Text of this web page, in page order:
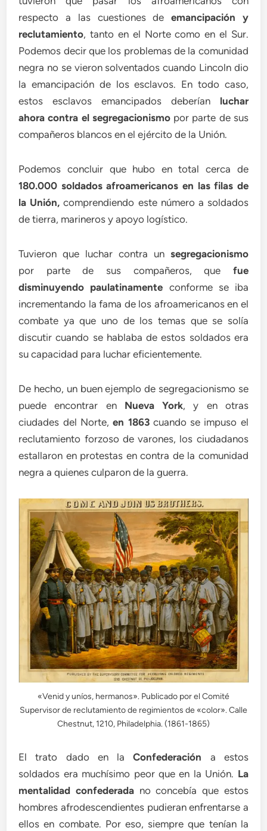
respecto a las cuestiones deemancipación y
reclutamiento, tanto en el Norte como en el Sur.
Podemos decir que los problemas de la comunidad
negra no se vieron solventados cuando Lincoln dio
la emancipación de los esclavos. En todo caso,
estos esclavos emancipados deberían luchar
ahora contra el segregacionismopor parte de sus
compañeros blancos en el ejército de la Unión.
Podemos concluir que hubo en total cerca de
180.000 soldados afroamericanos en las filas de
la Unión, comprendiendo este número a soldados
de tierra, marineros y apoyo logístico.
Tuvieron que luchar contra un segregacionismo
por parte de sus compañeros, que fue
disminuyendo paulatinamente conforme se iba
incrementando la fama de los afroamericanos en el
combate ya que uno de los temas que se solía
discutir cuando se hablaba de estos soldados era
su capacidad para luchar eficientemente.
De hecho, un buen ejemplo de segregacionismo se
puede encontrar en Nueva York, y en otras
ciudades del Norte,en 1863cuando se impuso el
reclutamiento forzoso de varones, los ciudadanos
estallaron en protestas en contra de la comunidad
negra a quienes culparon de la guerra.
«Venid y uníos, hermanos». Publicado por el Comité
Supervisor de reclutamiento de regimientos de «color». Calle
Chestnut, 1210, Philadelphia. (1861-1865)
El trato dado en laConfederación a estos
soldados era muchísimo peor que en la Unión. La
mentalidad confederadano concebía que estos
hombres afrodescendientes pudieran enfrentarse a
ellos en combate. Por eso, siempre que tenían la